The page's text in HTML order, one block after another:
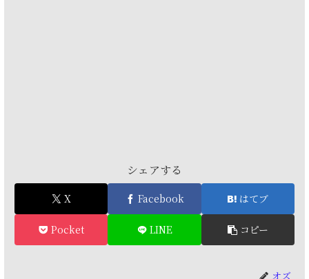
シェアする
X Facebook はてブ
Pocket LINE コピー
オズ